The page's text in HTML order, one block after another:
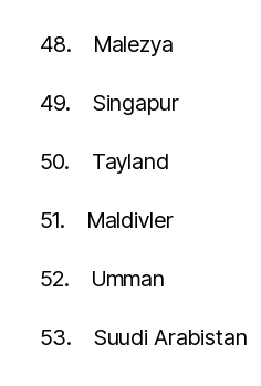
48. Malezya
49. Singapur
50. Tayland
51. Maldivler
52. Umman
53. Suudi Arabistan